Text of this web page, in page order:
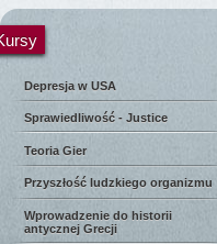
Depresja w USA
Sprawiedliwość - Justice
Teoria Gier
Przyszłość ludzkiego organizmu
Wprowadzenie do historii
antycznej Grecji